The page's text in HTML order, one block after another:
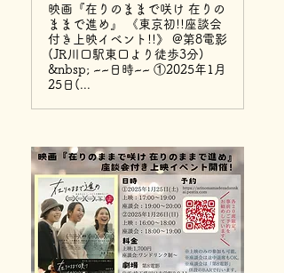
映画『在りのままで咲け 在りの
ままで進め』 《東京初!!座談会
付き上映イベント!!》 @第8電影
(JR川口駅東口より徒歩3分)
&nbsp; ~~日時~~ ①2025年1月
25日(...